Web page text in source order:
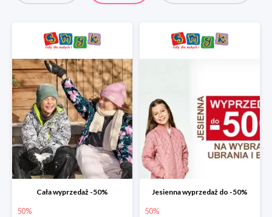
Cała wyprzedaż -50%
50%
Jesienna wyprzedaż do -50%
50%